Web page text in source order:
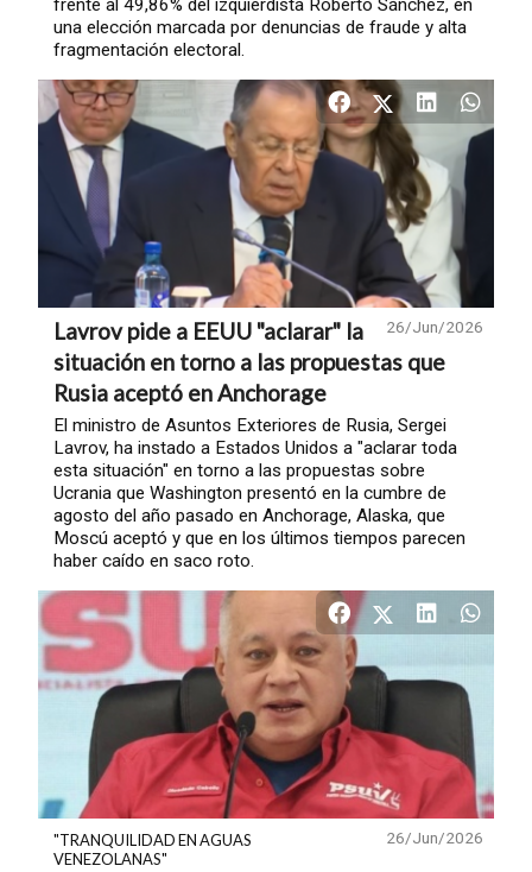
frente al 49,86% del izquierdista Roberto Sánchez, en
una elección marcada por denuncias de fraude y alta
fragmentación electoral.
26/Jun/2026
Lavrov pide a EEUU "aclarar" la
situación en torno a las propuestas que
Rusia aceptó en Anchorage
El ministro de Asuntos Exteriores de Rusia, Sergei
Lavrov, ha instado a Estados Unidos a "aclarar toda
esta situación" en torno a las propuestas sobre
Ucrania que Washington presentó en la cumbre de
agosto del año pasado en Anchorage, Alaska, que
Moscú aceptó y que en los últimos tiempos parecen
haber caído en saco roto.
26/Jun/2026
"TRANQUILIDAD EN AGUAS
VENEZOLANAS"